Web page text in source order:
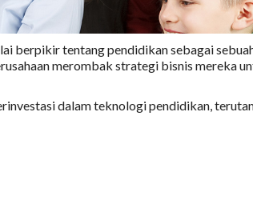
berpikir tentang pendidikan sebagai
merombak strategi bisnis mereka
dalam teknologi pendidikan,